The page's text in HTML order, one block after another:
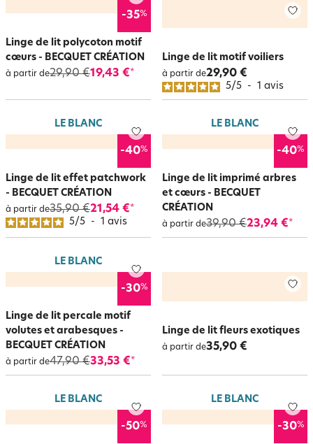
-35%
Linge de lit polycoton motif
cœurs - BECQUET CRÉATION
à partir de29,90 €19,43 €*
Linge de lit motif voiliers
à partir de29,90 €
5/5 - 1 avis
LE BLANC
-40%
Linge de lit effet patchwork
- BECQUET CRÉATION
à partir de35,90 €21,54 €*
5/5 - 1 avis
LE BLANC
-40%
Linge de lit imprimé arbres
et cœurs - BECQUET
CRÉATION
à partir de39,90 €23,94 €*
LE BLANC
-30%
Linge de lit percale motif
volutes et arabesques -
BECQUET CRÉATION
à partir de47,90 €33,53 €*
Linge de lit fleurs exotiques
à partir de35,90 €
LE BLANC
-50%
LE BLANC
-30%